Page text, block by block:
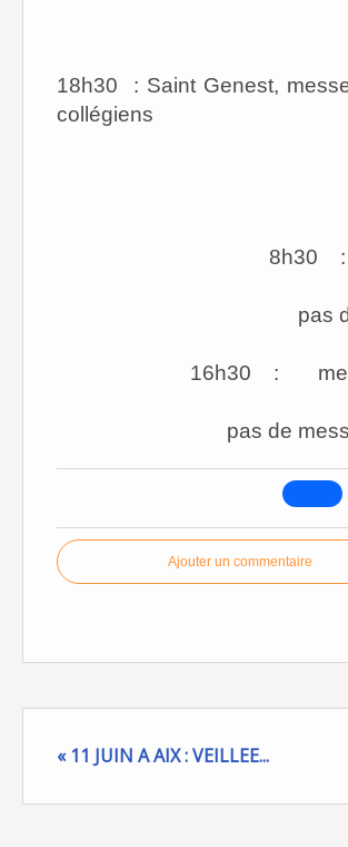
18h30 : Saint Genest,
collégiens
8h30 :
pas
16h30 :
pas de
Ajouter un commentaire
« 11 JUIN A AIX : VEILLEE...